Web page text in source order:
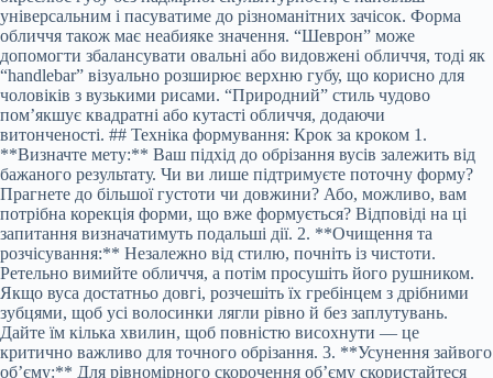
універсальним і пасуватиме до різноманітних зачісок. Форма
обличчя також має неабияке значення. “Шеврон” може
допомогти збалансувати овальні або видовжені обличчя, тоді як
“handlebar” візуально розширює верхню губу, що корисно для
чоловіків з вузькими рисами. “Природний” стиль чудово
пом’якшує квадратні або кутасті обличчя, додаючи
витонченості. ## Техніка формування: Крок за кроком 1.
**Визначте мету:** Ваш підхід до обрізання вусів залежить від
бажаного результату. Чи ви лише підтримуєте поточну форму?
Прагнете до більшої густоти чи довжини? Або, можливо, вам
потрібна корекція форми, що вже формується? Відповіді на ці
запитання визначатимуть подальші дії. 2. **Очищення та
розчісування:** Незалежно від стилю, почніть із чистоти.
Ретельно вимийте обличчя, а потім просушіть його рушником.
Якщо вуса достатньо довгі, розчешіть їх гребінцем з дрібними
зубцями, щоб усі волосинки лягли рівно й без заплутувань.
Дайте їм кілька хвилин, щоб повністю висохнути — це
критично важливо для точного обрізання. 3. **Усунення зайвого
об’єму:** Для рівномірного скорочення об’єму скористайтеся